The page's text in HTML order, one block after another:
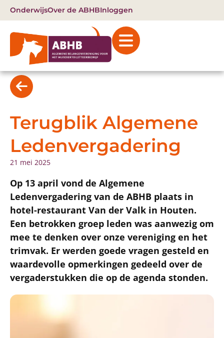
OnderwijsOver de ABHBInloggen
Terugblik Algemene
Ledenvergadering
21 mei 2025
Op 13 april vond de Algemene
Ledenvergadering van de ABHB plaats in
hotel-restaurant Van der Valk in Houten.
Een betrokken groep leden was aanwezig om
mee te denken over onze vereniging en het
trimvak. Er werden goede vragen gesteld en
waardevolle opmerkingen gedeeld over de
vergaderstukken die op de agenda stonden.